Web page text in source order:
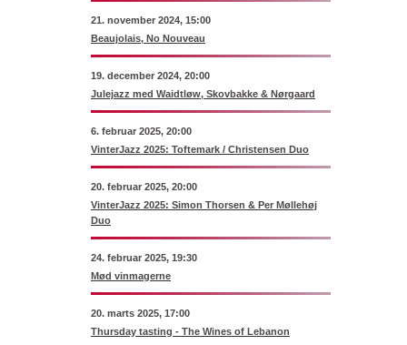
21. november 2024, 15:00
Beaujolais, No Nouveau
19. december 2024, 20:00
Julejazz med Waidtløw, Skovbakke & Nørgaard
6. februar 2025, 20:00
VinterJazz 2025: Toftemark / Christensen Duo
20. februar 2025, 20:00
VinterJazz 2025: Simon Thorsen & Per Møllehøj
Duo
24. februar 2025, 19:30
Mød vinmagerne
20. marts 2025, 17:00
Thursday tasting - The Wines of Lebanon